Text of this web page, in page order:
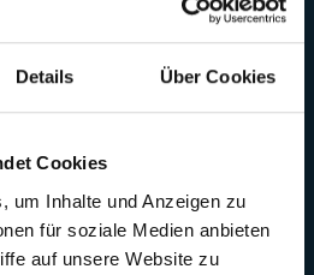
Details Über Cookies
Cookies
um Inhalte und Anzeigen zu
für soziale Medien anbieten
auf unsere Website zu